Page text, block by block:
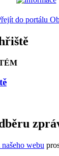
do portálu
webu